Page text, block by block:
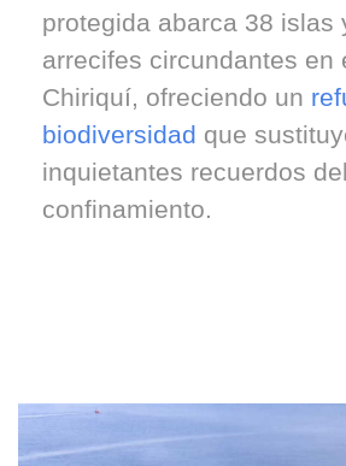
protegida abarca 38 islas
arrecifes circundantes en
Chiriquí, ofreciendo un
biodiversidad que
inquietantes recuerdos del
confinamiento.